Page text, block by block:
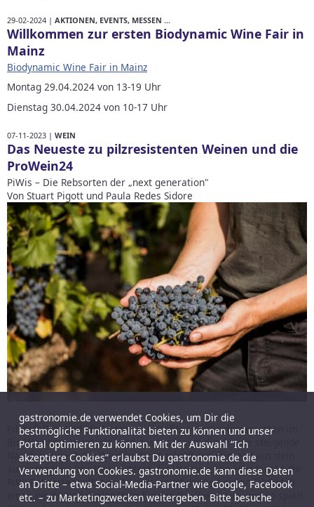
29-02-2024 | AKTIONEN, EVENTS, MESSEN ...
Willkommen zur ersten Biodynamic Wine Fair in
Mainz
Biodynamic Wine Fair in Mainz
Montag 29.04.2024 von 13-19 Uhr
Dienstag 30.04.2024 von 10-17 Uhr
07-11-2023 | WEIN
Das Neueste zu pilzresistenten Weinen und die
ProWein24
PiWis – Die Rebsorten der „next generation"
Von Stuart Pigott und Paula Redes Sidore
Pilzbefall ist und bleibt eine der größten Herausforderungen im
Bio-Weinbau. Verstärkt wird das zusätzlich durch eine steigende
Nachfrage nach Bio-Weinen, nicht zuletzt resultierend aus dem
ausgeprägten Öko-Bewusstsein der Verbraucher. Hier bieten die
PiWi-Rebsorten mit ihrer Widerstandsfähigkeit gegen Pilzbefall
einen neuen und coolen Weg für den Bio-Weinbau – und so spielt
gastronomie.de verwendet Cookies, um Dir die
bestmögliche Funktionalität bieten zu können und unser
Portal optimieren zu können. Mit der Auswahl “Ich
akzeptiere Cookies” erlaubst Du gastronomie.de die
Verwendung von Cookies. gastronomie.de kann diese Daten
an Dritte – etwa Social-Media-Partner wie Google, Facebook
etc. – zu Marketingzwecken weitergeben. Bitte besuche